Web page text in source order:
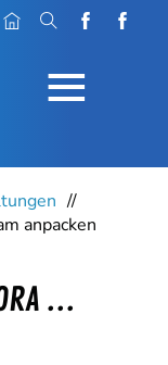
≡
//
anpacken
...